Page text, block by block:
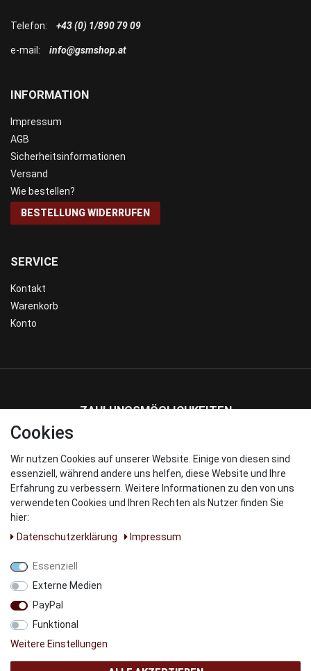
SERVICE
Kontakt
Warenkorb
Konto
INFORMATION
Impressum
AGB
Sicherheitsinformationen
Versand
Wie bestellen?
BESTELLUNG WIDERRUFEN
Telefon: +43 (0) 1/890 79 09
e-mail: info@gsmshop.at
ZAHLUNGSMÖGLICHKEITEN
WIR VERSENDEN MIT
Cookies
Wir nutzen Cookies auf unserer Website. Einige von diesen sind
essenziell, während andere uns helfen, diese Website und Ihre
Erfahrung zu verbessern. Weitere Informationen zu den von uns
verwendeten Cookies und Ihren Rechten als Nutzer finden Sie
hier:
Daten­schutz­erklärung
Impressum
Essenziell
Externe Medien
PayPal
Funktional
Weitere Einstellungen